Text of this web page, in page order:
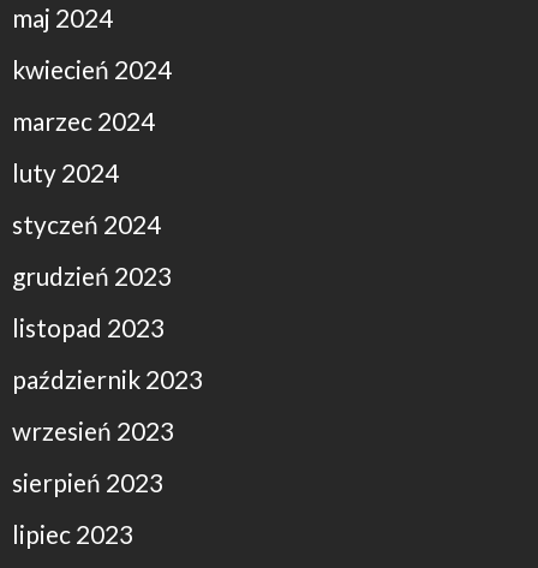
maj 2024
kwiecień 2024
marzec 2024
luty 2024
styczeń 2024
grudzień 2023
listopad 2023
październik 2023
wrzesień 2023
sierpień 2023
lipiec 2023